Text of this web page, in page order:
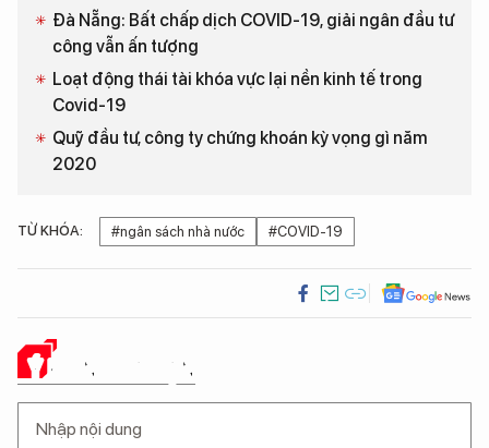
Đà Nẵng: Bất chấp dịch COVID-19, giải ngân đầu tư
công vẫn ấn tượng
Loạt động thái tài khóa vực lại nền kinh tế trong
Covid-19
Quỹ đầu tư, công ty chứng khoán kỳ vọng gì năm
2020
TỪ KHÓA: #ngân sách nhà nước #COVID-19
Ý KIẾN CỦA BẠN